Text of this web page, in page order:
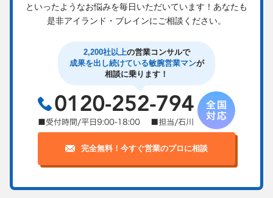
といったようなお悩みを毎日いただいています！ あなたも
是非アイランド・ブレインにご相談ください。
2,200社以上の営業コンサルで
成果を出し続けている敏腕営業マンが
相談に乗ります！
完全無料！今すぐ営業のプロに相談